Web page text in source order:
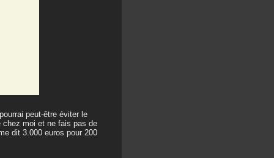
peut-être éviter le
moi et ne fais pas de
dit 3.000 euros pour 200